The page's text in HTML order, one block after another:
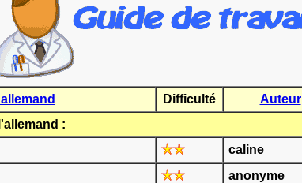
Difficulté Auteur
:
caline
anonyme